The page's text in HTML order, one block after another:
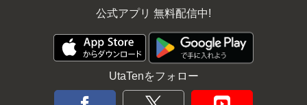
公式アプリ 無料配信中!
UtaTenをフォロー